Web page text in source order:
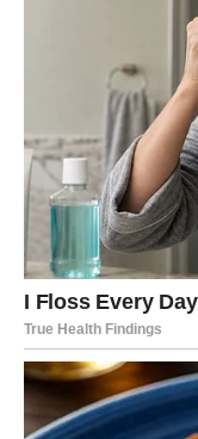
ćutali, niste uzalud
Ljubav –
moć
U ljubavi Lav
donose ili naglo
distanciran, hladan
Lavu pokazuje ono
poštovanje i jasnoću.
Za neke Lavove
prošlosti, ali ovoga